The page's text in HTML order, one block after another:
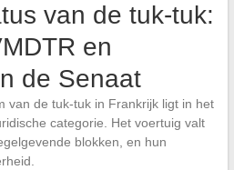
van de tuk-tuk:
en
de Senaat
van de tuk-tuk in Frankrijk ligt in het
categorie. Het voertuig valt
blokken, en hun